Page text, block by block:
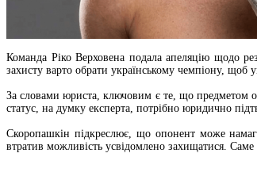
Команда Ріко Верховена подала апеляцію щодо
захисту варто обрати українському чемпіону, щоб
За словами юриста, ключовим є те, що предметом
статус, на думку експерта, потрібно юридично
Скоропашкін підкреслює, що опонент може
втратив можливість усвідомлено захищатися.